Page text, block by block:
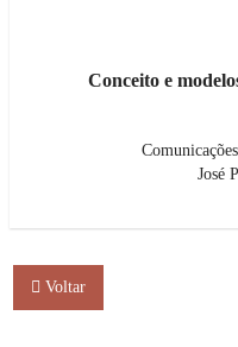
Conceito e
José
Voltar